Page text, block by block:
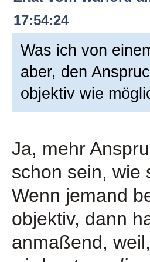
17:54:24
Was ich von
aber, den
objektiv wie
Ja, mehr
schon sein, wie
Wenn jemand
objektiv, dann
anmaßend,